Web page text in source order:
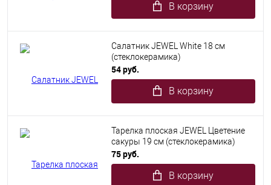
В корзину
Салатник JEWEL White 18 см
(стеклокерамика)
54 руб.
В корзину
Тарелка плоская JEWEL Цветение
сакуры 19 см (стеклокерамика)
75 руб.
В корзину